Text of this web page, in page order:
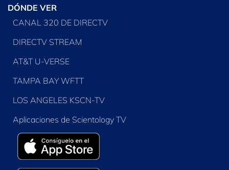
DÓNDE VER
CANAL 320 DE DIRECTV
DIRECTV STREAM
AT&T U-VERSE
TAMPA BAY WFTT
LOS ANGELES KSCN-TV
Aplicaciones de Scientology TV